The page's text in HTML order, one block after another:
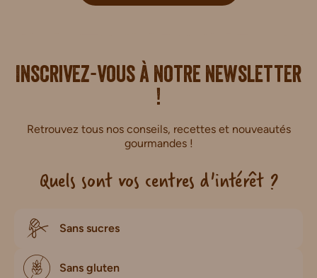
Inscrivez-vous à notre newsletter
!
Retrouvez tous nos conseils, recettes et nouveautés
gourmandes !
Quels sont vos centres d'intérêt ?
Sans sucres
Sans gluten